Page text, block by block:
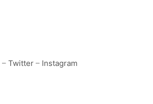
– Twitter – Instagram